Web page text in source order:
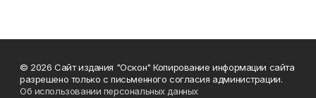
© 2026 Сайт издания "Оскон" Копирование информации сайта
разрешено только с письменного согласия администрации.
Об использовании персональных данных